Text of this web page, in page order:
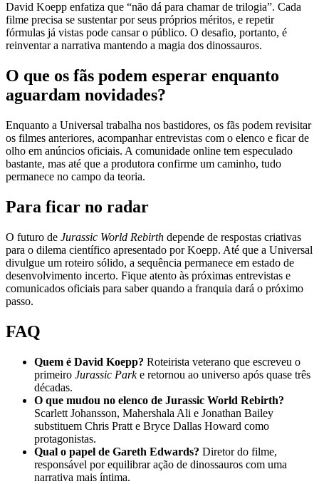
David Koepp enfatiza que “não dá para chamar de trilogia”. Cada
filme precisa se sustentar por seus próprios méritos, e repetir
fórmulas já vistas pode cansar o público. O desafio, portanto, é
reinventar a narrativa mantendo a magia dos dinossauros.
O que os fãs podem esperar enquanto
aguardam novidades?
Enquanto a Universal trabalha nos bastidores, os fãs podem revisitar
os filmes anteriores, acompanhar entrevistas com o elenco e ficar de
olho em anúncios oficiais. A comunidade online tem especulado
bastante, mas até que a produtora confirme um caminho, tudo
permanece no campo da teoria.
Para ficar no radar
O futuro de Jurassic World Rebirth depende de respostas criativas
para o dilema científico apresentado por Koepp. Até que a Universal
divulgue um roteiro sólido, a sequência permanece em estado de
desenvolvimento incerto. Fique atento às próximas entrevistas e
comunicados oficiais para saber quando a franquia dará o próximo
passo.
FAQ
Quem é David Koepp? Roteirista veterano que escreveu o
primeiro Jurassic Parke retornou ao universo após quase três
décadas.
O que mudou no elenco de Jurassic World Rebirth?
Scarlett Johansson, Mahershala Ali e Jonathan Bailey
substituem Chris Pratt e Bryce Dallas Howard como
protagonistas.
Qual o papel de Gareth Edwards? Diretor do filme,
responsável por equilibrar ação de dinossauros com uma
narrativa mais íntima.